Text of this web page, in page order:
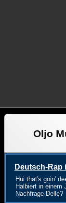
Oljo
Deutsch-Rap
Hui that's goin'
Halbiert in einem
Nachfrage-Delle?